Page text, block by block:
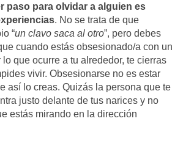
paso para olvidar a alguien es
. No se trata de que
“un clavo saca al otro”, pero debes
cuando estás obsesionado/a con un
que ocurre a tu alrededor, te cierras
vivir. Obsesionarse no es estar
así lo creas. Quizás la persona que te
justo delante de tus narices y no
estás mirando en la dirección